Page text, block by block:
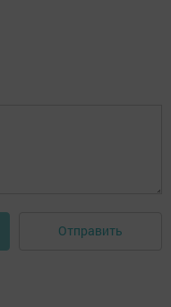
Отправить